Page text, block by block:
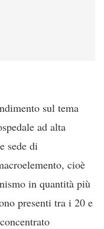
sul tema
ad alta
sede di
cioè
in quantità più
presenti tra i 20 e